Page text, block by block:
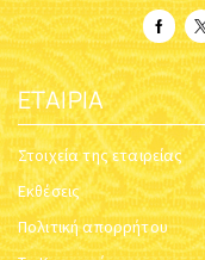
ΣΤΡΟΓΓΥΛΌ
ΖΙΡΓΚΌΝ 12MM
Κωδικός:t-
$287.48